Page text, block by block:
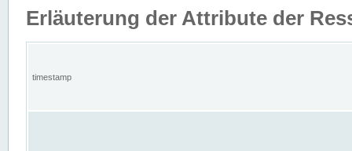
Erläuterung der Attribute der
timestamp